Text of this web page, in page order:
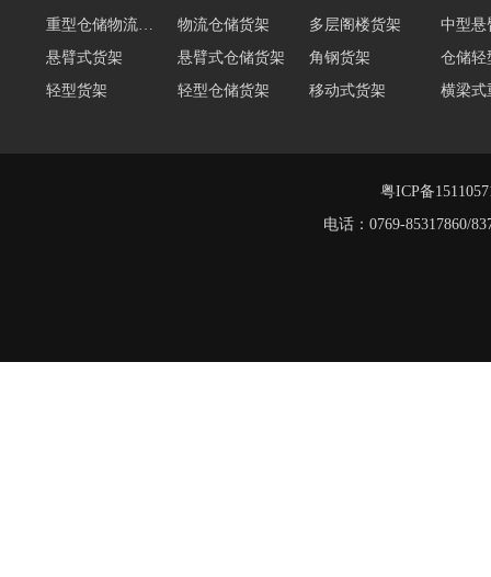
悬臂式货架
悬臂式仓储货架 角钢货架
仓储轻
轻型货架
轻型仓储货架 移动式货架
横梁式
阁楼货架定制
广州重型货架 深圳阁楼货架
佛山重
粤ICP备
电话：0769-85317860/